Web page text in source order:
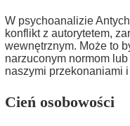
W psychoanalizie
konflikt z autorytetem,
wewnętrznym. Może to
narzuconym normom
naszymi przekonaniami
Cień osobowości